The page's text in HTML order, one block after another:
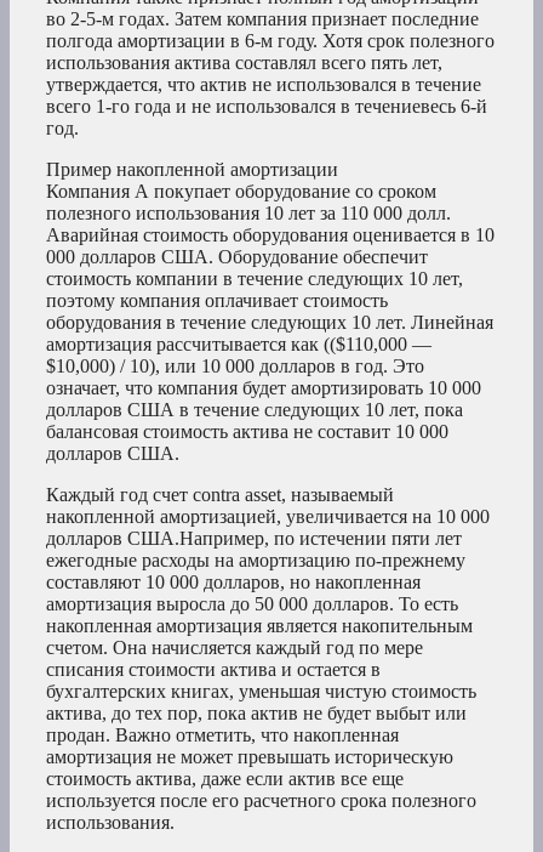
во 2-5-м годах. Затем компания признает последние
полгода амортизации в 6-м году. Хотя срок полезного
использования актива составлял всего пять лет,
утверждается, что актив не использовался в течение
всего 1-го года и не использовался в течениевесь 6-й
год.
Пример накопленной амортизации
Компания А покупает оборудование со сроком
полезного использования 10 лет за 110 000 долл.
Аварийная стоимость оборудования оценивается в 10
000 долларов США. Оборудование обеспечит
стоимость компании в течение следующих 10 лет,
поэтому компания оплачивает стоимость
оборудования в течение следующих 10 лет. Линейная
амортизация рассчитывается как (($110,000 —
$10,000) / 10), или 10 000 долларов в год. Это
означает, что компания будет амортизировать 10 000
долларов США в течение следующих 10 лет, пока
балансовая стоимость актива не составит 10 000
долларов США.
Каждый год счет contra asset, называемый
накопленной амортизацией, увеличивается на 10 000
долларов США.Например, по истечении пяти лет
ежегодные расходы на амортизацию по-прежнему
составляют 10 000 долларов, но накопленная
амортизация выросла до 50 000 долларов. То есть
накопленная амортизация является накопительным
счетом. Она начисляется каждый год по мере
списания стоимости актива и остается в
бухгалтерских книгах, уменьшая чистую стоимость
актива, до тех пор, пока актив не будет выбыт или
продан. Важно отметить, что накопленная
амортизация не может превышать историческую
стоимость актива, даже если актив все еще
используется после его расчетного срока полезного
использования.